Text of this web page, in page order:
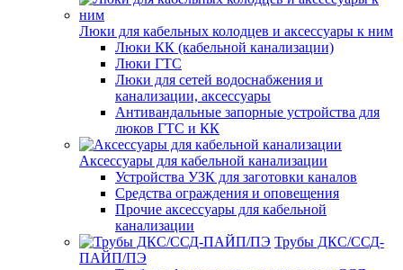
Люки для кабельных колодцев и аксессуары к ним
Люки КК (кабельной канализации)
Люки ГТС
Люки для сетей водоснабжения и
канализации, аксессуары
Антивандальные запорные устройства для
люков ГТС и КК
Аксессуары для кабельной канализации
Устройства УЗК для заготовки каналов
Средства ограждения и оповещения
Прочие аксессуары для кабельной
канализации
Трубы ДКС/ССД-
ПАЙП/ПЭ